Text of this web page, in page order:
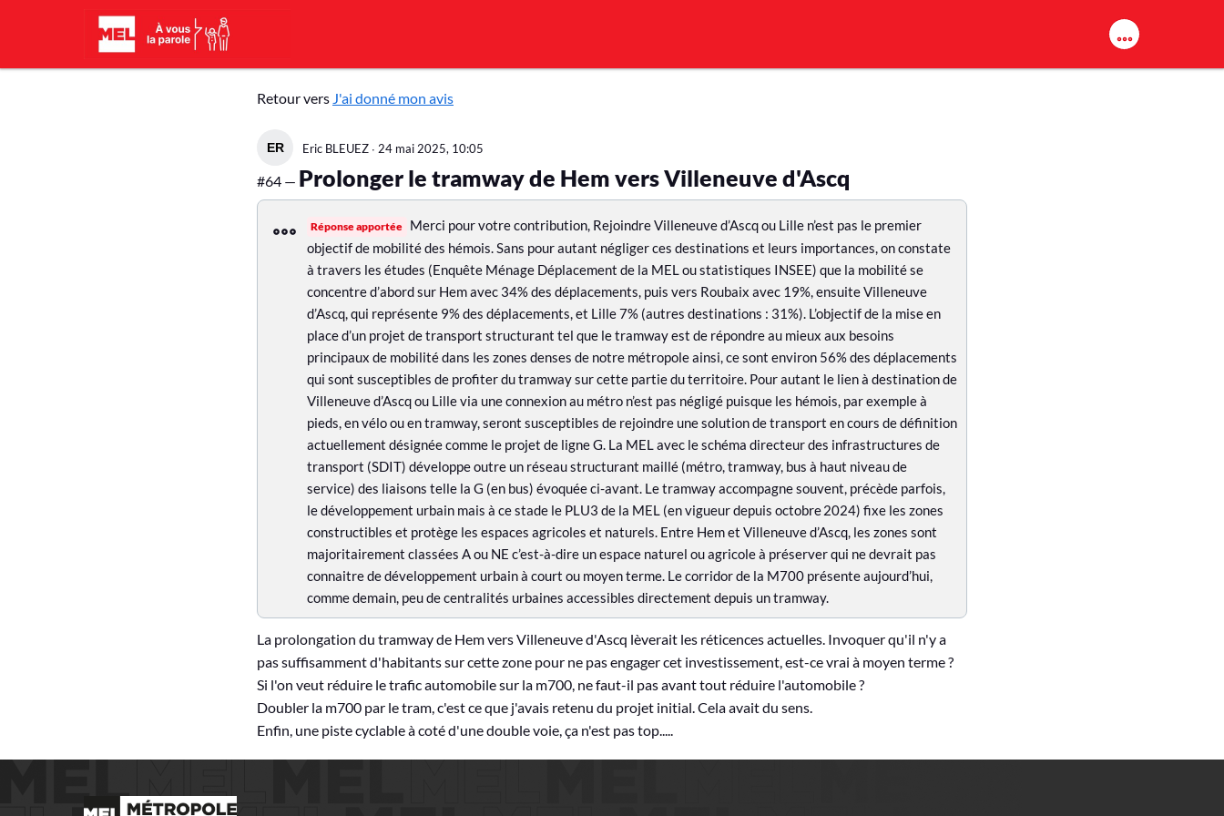
Aller au contenu principal
J
i
d
Retour vers J'ai donné mon avis
Eric BLEUEZ ∙ 24 mai 2025, 10:05
#64 — Prolonger le tramway de Hem vers Villeneuve d'Ascq
Réponse apportée Merci pour votre contribution, Rejoindre Villeneuve d’Ascq ou Lille n’est pas le premier
objectif de mobilité des hémois. Sans pour autant négliger ces destinations et leurs importances, on constate
à travers les études (Enquête Ménage Déplacement de la MEL ou statistiques INSEE) que la mobilité se
concentre d’abord sur Hem avec 34% des déplacements, puis vers Roubaix avec 19%, ensuite Villeneuve
d’Ascq, qui représente 9% des déplacements, et Lille 7% (autres destinations : 31%). L’objectif de la mise en
place d’un projet de transport structurant tel que le tramway est de répondre au mieux aux besoins
principaux de mobilité dans les zones denses de notre métropole ainsi, ce sont environ 56% des déplacements
qui sont susceptibles de profiter du tramway sur cette partie du territoire. Pour autant le lien à destination de
Villeneuve d’Ascq ou Lille via une connexion au métro n’est pas négligé puisque les hémois, par exemple à
pieds, en vélo ou en tramway, seront susceptibles de rejoindre une solution de transport en cours de définition
actuellement désignée comme le projet de ligne G. La MEL avec le schéma directeur des infrastructures de
transport (SDIT) développe outre un réseau structurant maillé (métro, tramway, bus à haut niveau de
service) des liaisons telle la G (en bus) évoquée ci-avant. Le tramway accompagne souvent, précède parfois,
le développement urbain mais à ce stade le PLU3 de la MEL (en vigueur depuis octobre 2024) fixe les zones
constructibles et protège les espaces agricoles et naturels. Entre Hem et Villeneuve d’Ascq, les zones sont
majoritairement classées A ou NE c’est-à-dire un espace naturel ou agricole à préserver qui ne devrait pas
connaitre de développement urbain à court ou moyen terme. Le corridor de la M700 présente aujourd’hui,
comme demain, peu de centralités urbaines accessibles directement depuis un tramway.
La prolongation du tramway de Hem vers Villeneuve d'Ascq lèverait les réticences actuelles. Invoquer qu'il n'y a
pas suffisamment d'habitants sur cette zone pour ne pas engager cet investissement, est-ce vrai à moyen terme ?
Si l'on veut réduire le trafic automobile sur la m700, ne faut-il pas avant tout réduire l'automobile ?
Doubler la m700 par le tram, c'est ce que j'avais retenu du projet initial. Cela avait du sens.
Enfin, une piste cyclable à coté d'une double voie, ça n'est pas top.....